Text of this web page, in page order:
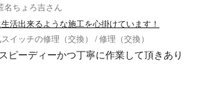
配だった他のコンセントも2箇所お願いし
いました。
名ちょろ吉さん
活出来るような施工を心掛けています！
イッチの修理（交換） / 修理（交換）
ピーディーかつ丁寧に作業して頂きあり